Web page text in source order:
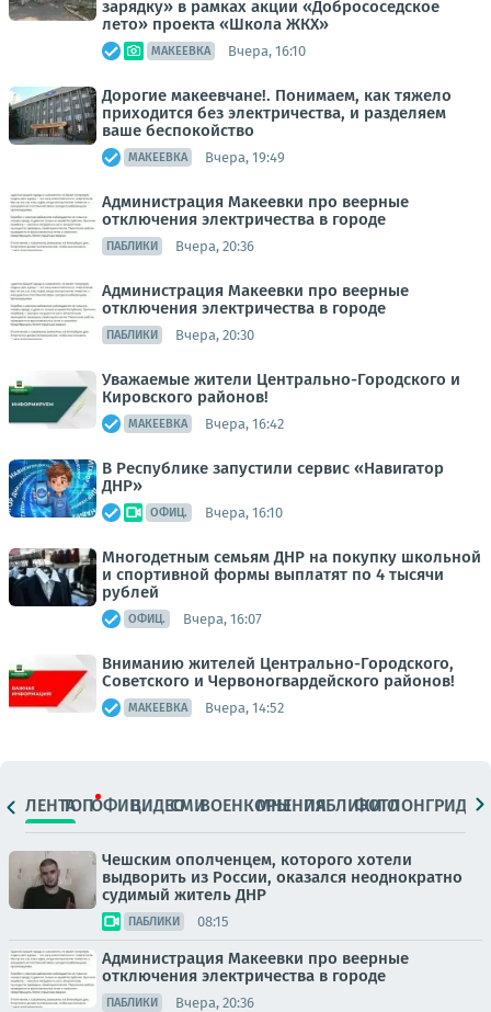
зарядку» в рамках акции «Добрососедское
лето» проекта «Школа ЖКХ»
МАКЕЕВКА Вчера, 16:10
Дорогие макеевчане!. Понимаем, как тяжело
приходится без электричества, и разделяем
ваше беспокойство
МАКЕЕВКА Вчера, 19:49
Администрация Макеевки про веерные
отключения электричества в городе
ПАБЛИКИ Вчера, 20:36
Администрация Макеевки про веерные
отключения электричества в городе
ПАБЛИКИ Вчера, 20:30
Уважаемые жители Центрально-Городского и
Кировского районов!
МАКЕЕВКА Вчера, 16:42
В Республике запустили сервис «Навигатор
ДНР»
ОФИЦ. Вчера, 16:10
Многодетным семьям ДНР на покупку школьной
и спортивной формы выплатят по 4 тысячи
рублей
ОФИЦ. Вчера, 16:07
Вниманию жителей Центрально-Городского,
Советского и Червоногвардейского районов!
МАКЕЕВКА Вчера, 14:52
ЛЕНТАТОПОФИЦ.ВИДЕОСМИВОЕНКОРЫМНЕНИЯПАБЛИКИ
ФОТОЛОНГРИДЫ
Чешским ополченцем, которого хотели
выдворить из России, оказался неоднократно
судимый житель ДНР
ПАБЛИКИ 08:15
Администрация Макеевки про веерные
отключения электричества в городе
ПАБЛИКИ Вчера, 20:36